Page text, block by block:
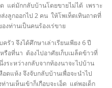
แต่มักกลับบ้านโดยขายไม่ได้ เพราะ
งลูกออกไป 2 คน ให้โพเท็ตเทินถาดที่
งท่านเป็นคนร้องเร่ขาย
รัว จึงได้ศึกษาเล่าเรียนเพียง 6 ปี
อที่นา ต้องไปอาศัยเก็บเมล็ดข้าวที่
ระหว่างกลับจากท้องนาจะไปบ้าน
ดแห้ง จึงจับกลับบ้านเพื่อจะนำไป
นเห็นเข้าก็เกือบจะเอ็ด แต่พอเด็ก